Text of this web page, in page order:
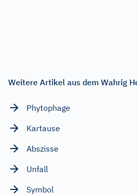
Weitere Artikel aus dem Wahrig
Phytophage
Kartause
Abszisse
Unfall
Symbol